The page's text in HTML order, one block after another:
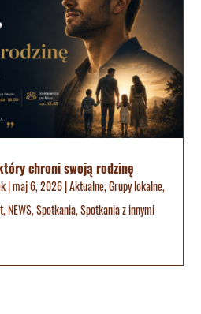
chroni swoją rodzinę
|maj 6, 2026|Aktualne,Grupy lokalne,
,NEWS,Spotkania,Spotkania z innymi